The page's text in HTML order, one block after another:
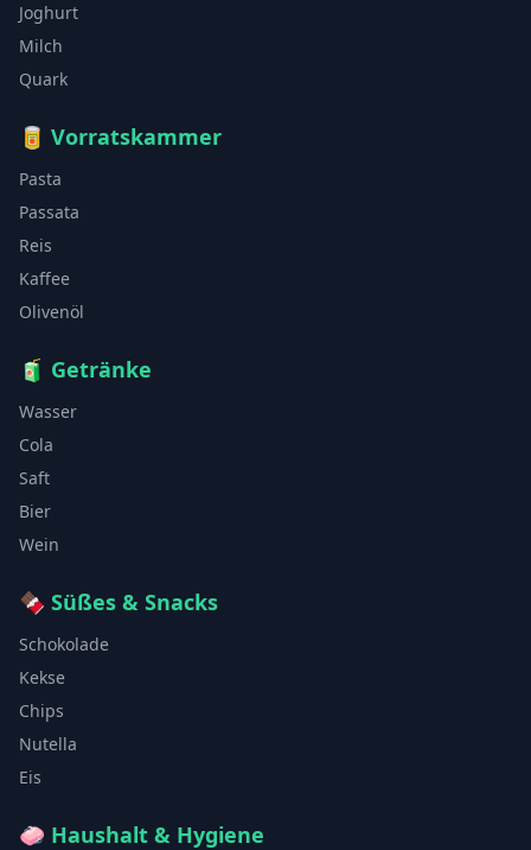
Joghurt
Milch
Quark
🥫 Vorratskammer
Pasta
Passata
Reis
Kaffee
Olivenöl
🧃 Getränke
Wasser
Cola
Saft
Bier
Wein
🍫 Süßes & Snacks
Schokolade
Kekse
Chips
Nutella
Eis
🧼 Haushalt & Hygiene